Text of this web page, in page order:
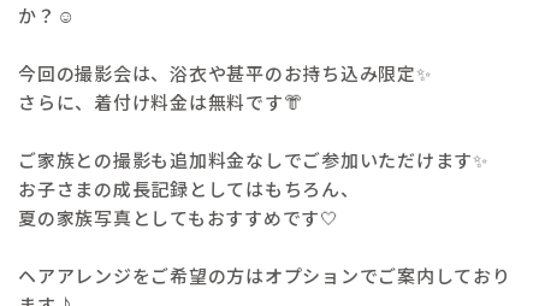
ご予約・お問い合わせ
か？☺️
今回の撮影会は、浴衣や甚平のお持ち込み限定✨
さらに、着付け料金は無料です👘
ご家族との撮影も追加料金なしでご参加いただけます✨
お子さまの成長記録としてはもちろん、
夏の家族写真としてもおすすめです🤍
ヘアアレンジをご希望の方はオプションでご案内しており